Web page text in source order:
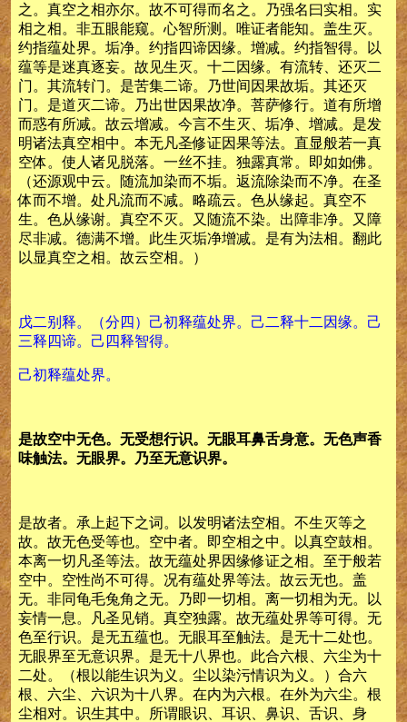
之。真空之相亦尔。故不可得而名之。乃强名曰实相。实
相之相。非五眼能窥。心智所测。唯证者能知。盖生灭。
约指蕴处界。垢净。约指四谛因缘。增减。约指智得。以
蕴等是迷真逐妄。故见生灭。十二因缘。有流转、还灭二
门。其流转门。是苦集二谛。乃世间因果故垢。其还灭
门。是道灭二谛。乃出世因果故净。菩萨修行。道有所增
而惑有所减。故云增减。今言不生灭、垢净、增减。是发
明诸法真空相中。本无凡圣修证因果等法。直显般若一真
空体。使人诸见脱落。一丝不挂。独露真常。即如如佛。
（还源观中云。随流加染而不垢。返流除染而不净。在圣
体而不增。处凡流而不减。略疏云。色从缘起。真空不
生。色从缘谢。真空不灭。又随流不染。出障非净。又障
尽非减。德满不增。此生灭垢净增减。是有为法相。翻此
以显真空之相。故云空相。）
戊二别释。（分四）己初释蕴处界。己二释十二因缘。己
三释四谛。己四释智得。
己初释蕴处界。
是故空中无色。无受想行识。无眼耳鼻舌身意。无色声香
味触法。无眼界。乃至无意识界。
是故者。承上起下之词。以发明诸法空相。不生灭等之
故。故无色受等也。空中者。即空相之中。以真空鼓相。
本离一切凡圣等法。故无蕴处界因缘修证之相。至于般若
空中。空性尚不可得。况有蕴处界等法。故云无也。盖
无。非同龟毛兔角之无。乃即一切相。离一切相为无。以
妄情一息。凡圣见销。真空独露。故无蕴处界等可得。无
色至行识。是无五蕴也。无眼耳至触法。是无十二处也。
无眼界至无意识界。是无十八界也。此合六根、六尘为十
二处。（根以能生识为义。尘以染污情识为义。）合六
根、六尘、六识为十八界。在内为六根。在外为六尘。根
尘相对。识生其中。所谓眼识、耳识、鼻识、舌识、身